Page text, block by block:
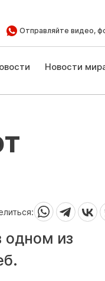
Отправляйте видео,
Новости
одном из